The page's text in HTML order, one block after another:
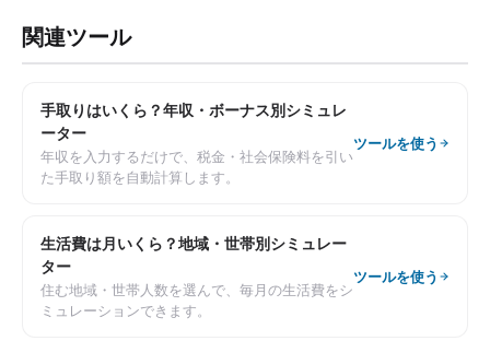
関連ツール
手取りはいくら？年収・ボーナス別シミュレ
ーター
年収を入力するだけで、税金・社会保険料を引い
た手取り額を自動計算します。
ツールを使う
生活費は月いくら？地域・世帯別シミュレー
ター
住む地域・世帯人数を選んで、毎月の生活費をシ
ミュレーションできます。
ツールを使う